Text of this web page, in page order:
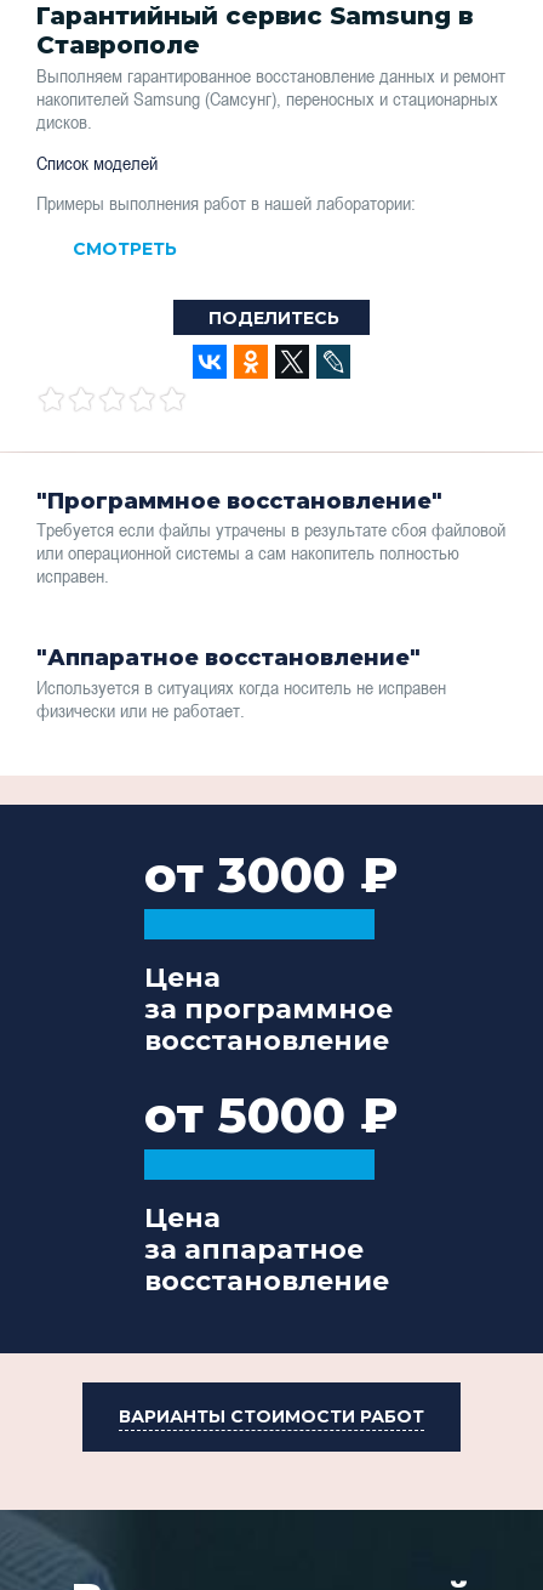
Гарантийный сервис Samsung в
Ставрополе
Выполняем гарантированное восстановление данных и ремонт
накопителей Samsung (Самсунг), переносных и стационарных
дисков.
Список моделей
Примеры выполнения работ в нашей лаборатории:
СМОТРЕТЬ
ПОДЕЛИТЕСЬ
"Программное восстановление"
Требуется если файлы утрачены в результате сбоя файловой
или операционной системы а сам накопитель полностью
исправен.
"Аппаратное восстановление"
Используется в ситуациях когда носитель не исправен
физически или не работает.
от 3000
Цена
за программное
восстановление
от 5000
Цена
за аппаратное
восстановление
ВАРИАНТЫ СТОИМОСТИ РАБОТ